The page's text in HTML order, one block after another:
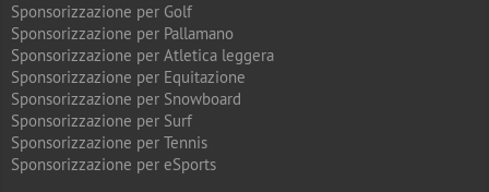
Sponsorizzazione per Golf
Sponsorizzazione per Pallamano
Sponsorizzazione per Atletica leggera
Sponsorizzazione per Equitazione
Sponsorizzazione per Snowboard
Sponsorizzazione per Surf
Sponsorizzazione per Tennis
Sponsorizzazione per eSports